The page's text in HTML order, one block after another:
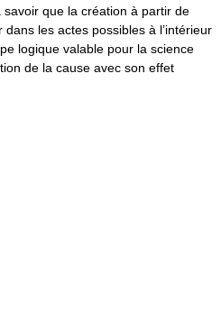
que la création à partir de
dans les actes possibles à l’intérieur
logique valable pour la science
de la cause avec son effet